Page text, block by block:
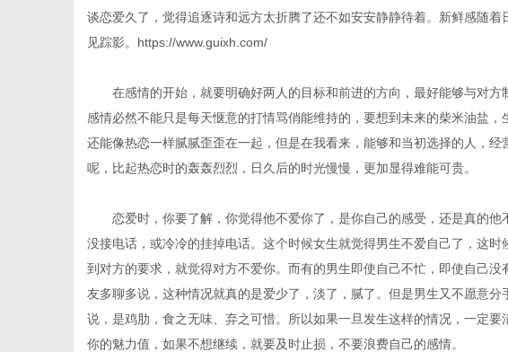
谈恋爱久了，觉得追逐诗和远方太折腾了还不如安安静静待着。新鲜感随
见踪影。 https://www.guixh.com/
在感情的开始，就要明确好两人的目标和前进的方向，最好能够与对方
感情必然不能只是每天惬意的打情骂俏能维持的，要想到未来的柴米油盐
还能像热恋一样腻腻歪歪在一起，但是在我看来，能够和当初选择的人，
呢，比起热恋时的轰轰烈烈，日久后的时光慢慢，更加显得难能可贵。
恋爱时，你要了解，你觉得他不爱你了，是你自己的感受，还是真的他
没接电话，或冷冷的挂掉电话。这个时候女生就觉得男生不爱自己了，这
到对方的要求，就觉得对方不爱你。而有的男生即使自己不忙，即使自己
友多聊多说，这种情况就真的是爱少了，淡了，腻了。但是男生又不愿意
说，是鸡肋，食之无味、弃之可惜。所以如果一旦发生这样的情况，一定
你的魅力值，如果不想继续，就要及时止损，不要浪费自己的感情。